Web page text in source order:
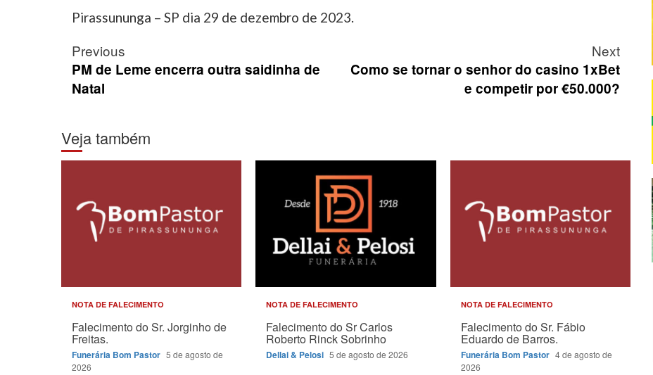
Pirassununga – SP dia 29 de dezembro de 2023.
Post
navigation
Previous
PM de Leme encerra outra saidinha de
Natal
Next
Como se tornar o senhor do casino 1xBet
e competir por €50.000?
Veja também
NOTA DE FALECIMENTO
Falecimento do Sr. Jorginho de
Freitas.
Funerária Bom Pastor 5 de agosto de
2026
NOTA DE FALECIMENTO
Falecimento do Sr Carlos
Roberto Rinck Sobrinho
Dellai & Pelosi 5 de agosto de 2026
NOTA DE FALECIMENTO
Falecimento do Sr. Fábio
Eduardo de Barros.
Funerária Bom Pastor 4 de agosto de
2026